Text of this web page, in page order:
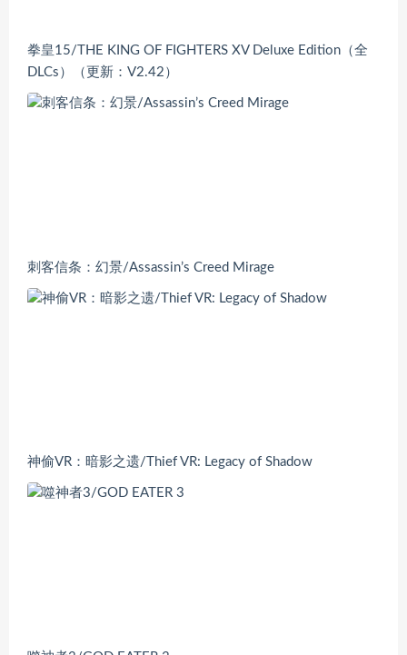
拳皇15/THE KING OF FIGHTERS XV Deluxe Edition（全
DLCs）（更新：V2.42）
刺客信条：幻景/Assassin’s Creed Mirage
神偷VR：暗影之遗/Thief VR: Legacy of Shadow